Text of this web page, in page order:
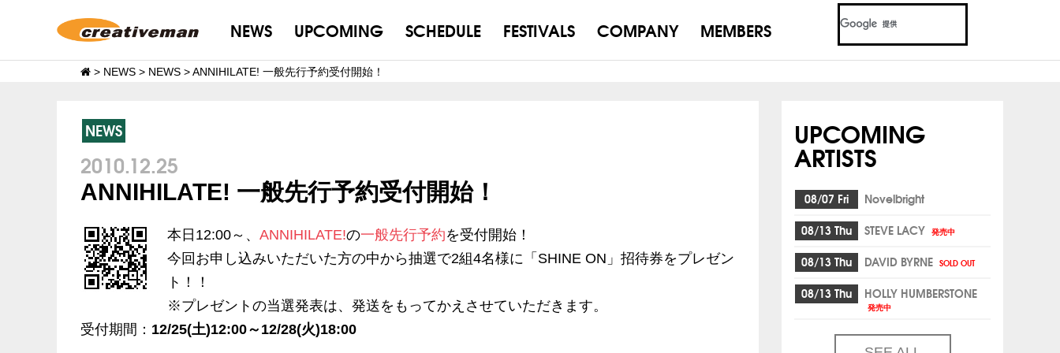
NEWS UPCOMING SCHEDULE FESTIVALS COMPANY MEMBERS
> NEWS > NEWS >ANNIHILATE! 一般先行予約受付開始！
NEWS
2010.12.25
ANNIHILATE! 一般先行予約受付開始！
本日12:00～、 ANNIHILATE!の一般先行予約を受付開始！
今回お申し込みいただいた方の中から抽選で2組4名様に「SHINE ON」招待券をプレゼン
ト！！
※プレゼントの当選発表は、発送をもってかえさせていただきます。
受付期間： 12/25(土)12:00～12/28(火)18:00
UPCOMING
ARTISTS
08/07 Fri
Novelbright
08/13 Thu
STEVE LACY 発売中
08/13 Thu DAVID BYRNE SOLD OUT
08/13 Thu HOLLY HUMBERSTONE
発売中